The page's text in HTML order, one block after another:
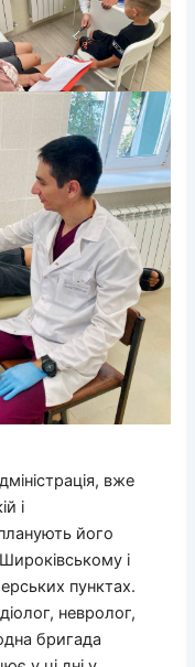
вже
і
його
і
пунктах.
невролог,
бригада